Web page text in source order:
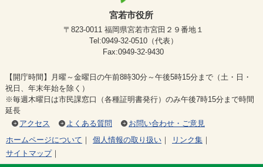
宮若市役所
〒823-0011 福岡県宮若市宮田２９番地１
Tel:0949-32-0510（代表）
Fax:0949-32-9430
【開庁時間】月曜～金曜日の午前8時30分～午後5時15分まで（土・日・
祝日、年末年始を除く）
※毎週木曜日は市民課窓口（各種証明書発行）のみ午後7時15分まで時間
延長
アクセス
よくある質問
お問い合わせ・ご意見
ホームページについて ｜ 個人情報の取り扱い ｜ リンク集 ｜
サイトマップ｜